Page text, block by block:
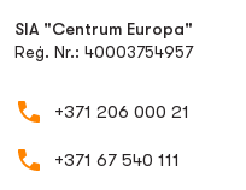
SIA "Centrum Europa"
Reģ. Nr.: 40003754957
+371 206 000 21
+371 67 540 111